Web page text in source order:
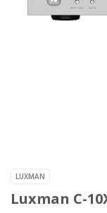
LUXMAN
Luxman C-